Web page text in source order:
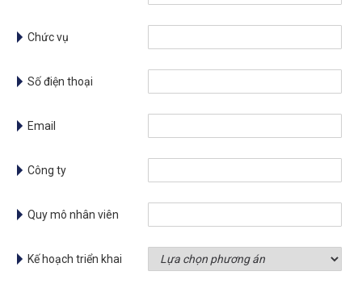
Chức vụ
Số điện thoại
Email
Công ty
Quy mô nhân viên
Kế hoạch triển khai